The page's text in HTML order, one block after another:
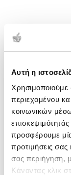
Αυτή η
Χρησιμοποιούμε
περιεχομένου
κοινωνικών
προσφέρουμε
προτιμήσεις σας
σας περιήγηση,
Κάνοντας κλικ